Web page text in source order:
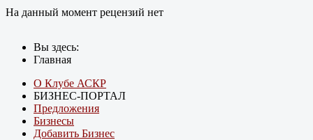
На данный момент рецензий нет
Вы здесь:
Главная
О Клубе АСКР
БИЗНЕС-ПОРТАЛ
Предложения
Бизнесы
Добавить Бизнес